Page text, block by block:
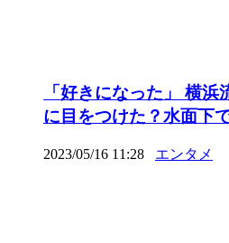
「好きになった」 横
に目をつけた？水面下
2023/05/16 11:28 エンタメ